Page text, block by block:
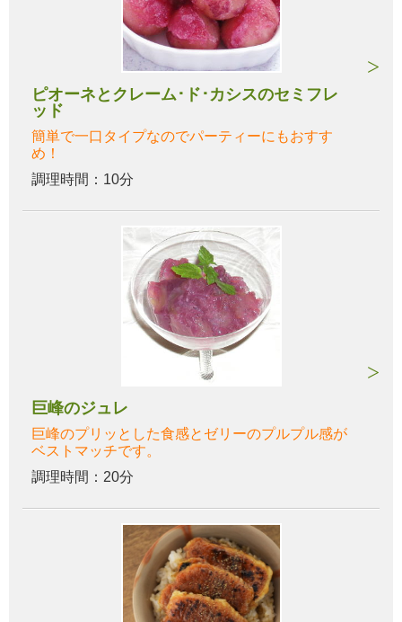
ピオーネとクレーム･ド･カシスのセミフレ
ッド
簡単で一口タイプなのでパーティーにもおすす
め！
調理時間：10分
巨峰のジュレ
巨峰のプリッとした食感とゼリーのプルプル感が
ベストマッチです。
調理時間：20分